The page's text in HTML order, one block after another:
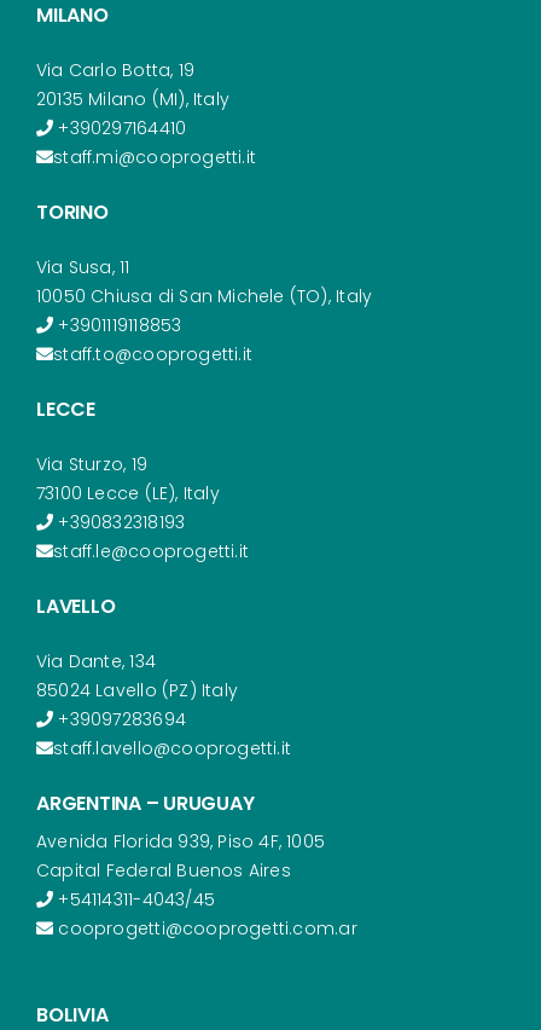
MILANO
Via Carlo Botta, 19
20135 Milano (MI), Italy
+390297164410
staff.mi@cooprogetti.it
TORINO
Via Susa, 11
10050 Chiusa di San Michele (TO), Italy
+3901119118853
staff.to@cooprogetti.it
LECCE
Via Sturzo, 19
73100 Lecce (LE), Italy
+390832318193
staff.le@cooprogetti.it
LAVELLO
Via Dante, 134
85024 Lavello (PZ) Italy
+39097283694
staff.lavello@cooprogetti.it
ARGENTINA – URUGUAY
Avenida Florida 939, Piso 4F, 1005
Capital Federal Buenos Aires
+54114311-4043/45
cooprogetti@cooprogetti.com.ar
BOLIVIA